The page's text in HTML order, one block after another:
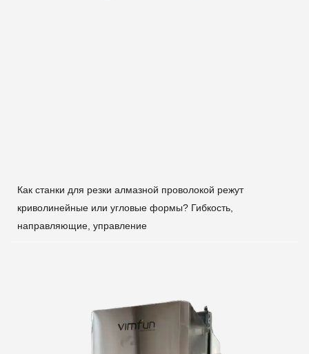
Как станки для резки алмазной проволокой режут
криволинейные или угловые формы? Гибкость,
направляющие, управление